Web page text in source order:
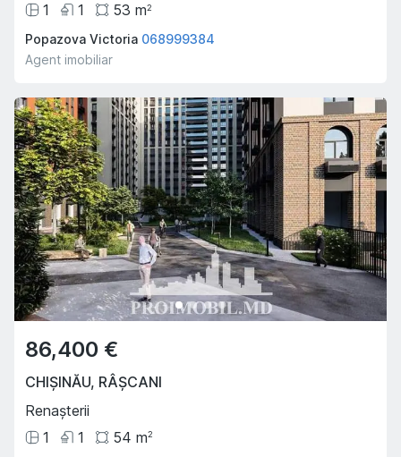
1
1 53 m2
Popazova Victoria 068999384
Agent imobiliar
86,400 €
CHIȘINĂU, RÂȘCANI
Renașterii
1
1 54 m2